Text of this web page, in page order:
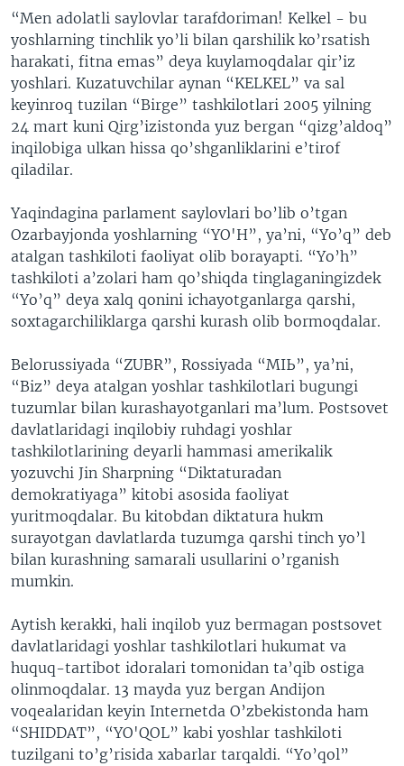
“Men adolatli saylovlar tarafdoriman! Kelkel - bu
yoshlarning tinchlik yo’li bilan qarshilik ko’rsatish
harakati, fitna emas” deya kuylamoqdalar qir’iz
yoshlari. Kuzatuvchilar aynan “KELKEL” va sal
keyinroq tuzilan “Birge” tashkilotlari 2005 yilning
24 mart kuni Qirg’izistonda yuz bergan “qizg’aldoq”
inqilobiga ulkan hissa qo’shganliklarini e’tirof
qiladilar.
Yaqindagina parlament saylovlari bo’lib o’tgan
Ozarbayjonda yoshlarning “YO'H”, ya’ni, “Yo’q” deb
atalgan tashkiloti faoliyat olib borayapti. “Yo’h”
tashkiloti a’zolari ham qo’shiqda tinglaganingizdek
“Yo’q” deya xalq qonini ichayotganlarga qarshi,
soxtagarchiliklarga qarshi kurash olib bormoqdalar.
Belorussiyada “ZUBR”, Rossiyada “МЫ”, ya’ni,
“Biz” deya atalgan yoshlar tashkilotlari bugungi
tuzumlar bilan kurashayotganlari ma’lum. Postsovet
davlatlaridagi inqilobiy ruhdagi yoshlar
tashkilotlarining deyarli hammasi amerikalik
yozuvchi Jin Sharpning “Diktaturadan
demokratiyaga” kitobi asosida faoliyat
yuritmoqdalar. Bu kitobdan diktatura hukm
surayotgan davlatlarda tuzumga qarshi tinch yo’l
bilan kurashning samarali usullarini o’rganish
mumkin.
Aytish kerakki, hali inqilob yuz bermagan postsovet
davlatlaridagi yoshlar tashkilotlari hukumat va
huquq-tartibot idoralari tomonidan ta’qib ostiga
olinmoqdalar. 13 mayda yuz bergan Andijon
voqealaridan keyin Internetda O’zbekistonda ham
“SHIDDAT”, “YO'QOL” kabi yoshlar tashkiloti
tuzilgani to’g’risida xabarlar tarqaldi. “Yo’qol”